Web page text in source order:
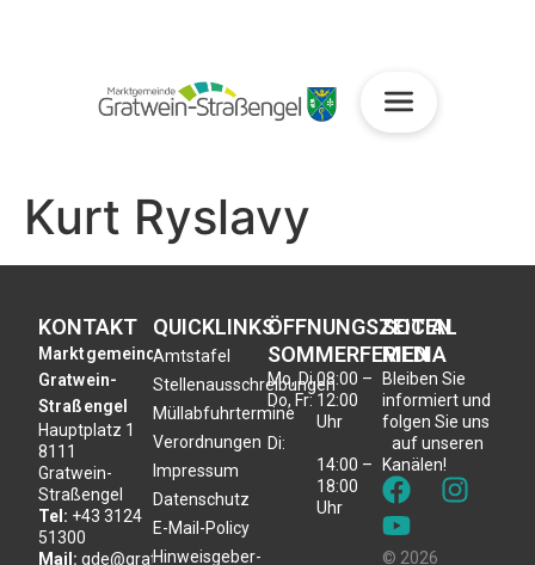
Kurt Ryslavy
KONTAKT
Marktgemeinde
Gratwein-
Straßengel
Hauptplatz 1
8111
Gratwein-
Straßengel
Tel: +43 3124
51300
Mail: gde@gratwein-
QUICKLINKS
Amtstafel
Stellenausschreibungen
Müllabfuhrtermine
Verordnungen
Impressum
Datenschutz
E-Mail-Policy
Hinweisgeber-
ÖFFNUNGSZEITEN
SOMMERFERIEN
Mo, Di,
Do, Fr:
Di:
08:00 –
12:00
Uhr
14:00 –
18:00
Uhr
SOCIAL
MEDIA
Bleiben Sie
informiert und
folgen Sie uns
auf unseren
Kanälen!
© 2026